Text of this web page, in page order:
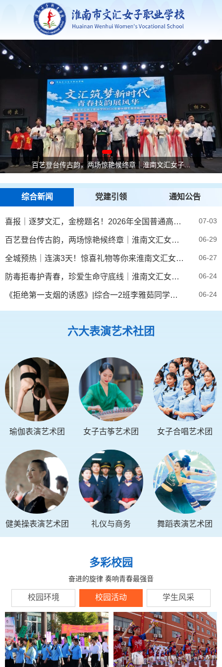
《拒绝第一支烟的诱惑》|综合一2班李雅茹同学...
喜报｜逐梦文汇，金榜题名！2026年全国普通...
百艺登台传古韵，两场惊艳候终章｜淮南文汇女子...
综合新闻 党建引领 通知公告
喜报｜逐梦文汇，金榜题名！2026年全国普通高考、对口高考双线大捷，育人硕果再绽芳华 07-03
百艺登台传古韵，两场惊艳候终章｜淮南文汇女子职业学校“五个一百”技能巡回展演纪实 06-29
全城预热｜连演3天！惊喜礼物等你来淮南文汇女子职业学校“五个100”技能巡回展演诚挚启幕 06-27
防毒拒毒护青春，珍爱生命守底线｜淮南文汇女子职业学校2026年春学期第十五次升旗仪式圆满举行 06-24
《拒绝第一支烟的诱惑》|综合一2班李雅茹同学——孝道少年话美德，修身立德润童心 06-24
六大表演艺术社团
瑜伽表演艺术团 女子古筝艺术团 女子合唱艺术团
健美操表演艺术团 礼仪与商务 舞蹈表演艺术团
多彩校园
奋进的旋律 奏响青春最强音
校园环境 校园活动 学生风采